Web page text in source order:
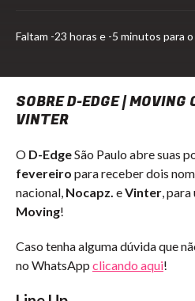
Faltam -23 horas e -5 minutos para
SOBRE D-EDGE | MOVING
VINTER
O D-EdgeSão Paulo abre suas
fevereiro para receber dois
nacional, Nocapz. eVinter,
Moving!
Caso tenha alguma dúvida que
no WhatsApp clicando aqui!